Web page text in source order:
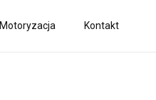
Motoryzacja Kontakt